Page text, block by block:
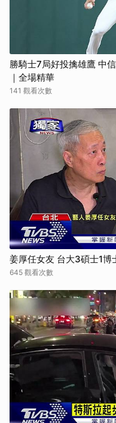
勝騎士7局好投擒雄鷹 中
｜全場精華
141 觀看次數
姜厚任女友 台大3碩士1博
645 觀看次數